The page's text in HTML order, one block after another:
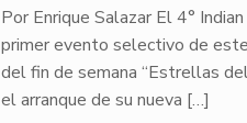
Por Enrique Salazar El 4°
primer evento selectivo de
del fin de semana “Estrellas
el arranque de su nueva […]